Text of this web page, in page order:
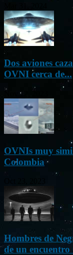
Dos aviones
OVNI cerca de...
Nov 22, 2023
OVNIs muy
Colombia
Hombres de
de un